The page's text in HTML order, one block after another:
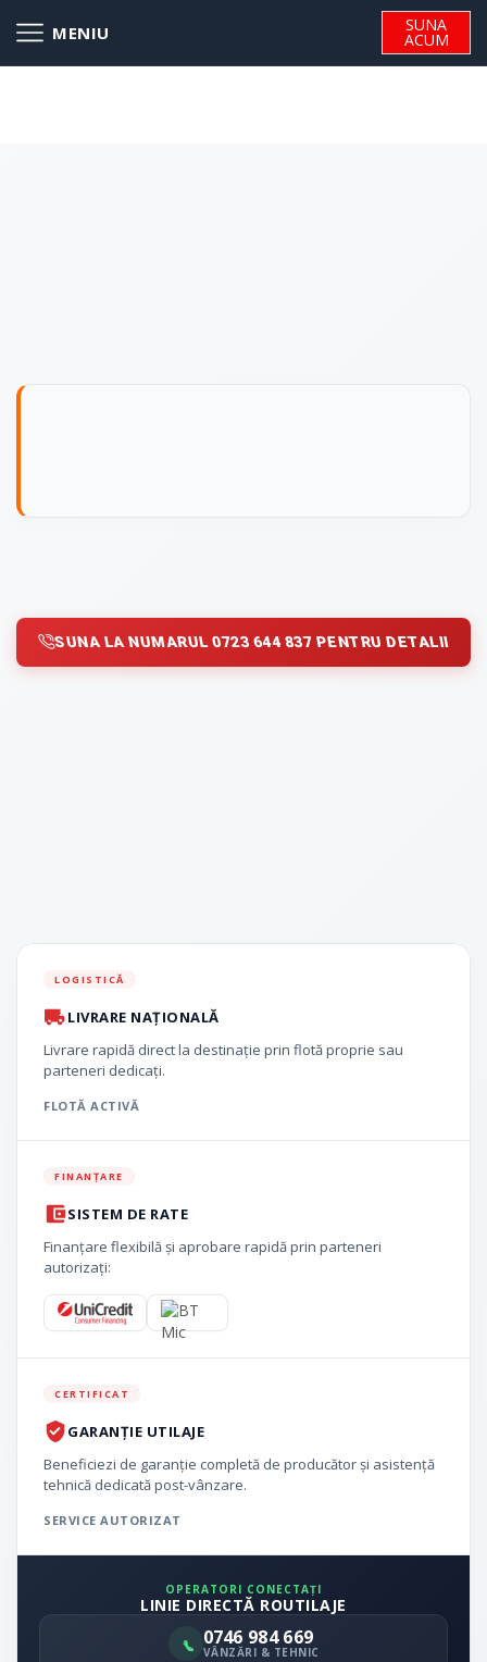
SUNA
ACUM
SUNA LA NUMARUL 0723 644 837 PENTRU DETALII
LOGISTICĂ
LIVRARE NAȚIONALĂ
Livrare rapidă direct la destinație prin flotă proprie sau
parteneri dedicați.
FLOTĂ ACTIVĂ
FINANȚARE
SISTEM DE RATE
Finanțare flexibilă și aprobare rapidă prin parteneri
autorizați:
CERTIFICAT
GARANȚIE UTILAJE
Beneficiezi de garanție completă de producător și asistență
tehnică dedicată post-vânzare.
SERVICE AUTORIZAT
OPERATORI CONECTAȚI
LINIE DIRECTĂ ROUTILAJE
0746 984 669
VÂNZĂRI & TEHNIC